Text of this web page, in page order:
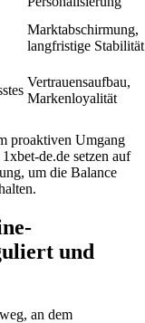
Marktabschirmung,
langfristige Stabilität
Vertrauensaufbau,
Markenloyalität
proaktiven Umgang
de.de setzen auf
um die Balance
und
an dem